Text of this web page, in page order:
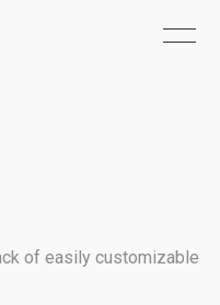
of easily customizable